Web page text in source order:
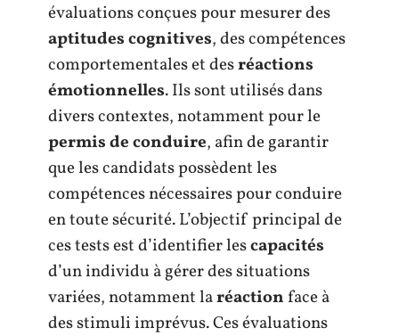
évaluations conçues pour mesurer des
aptitudes cognitives, des compétences
comportementales et desréactions
émotionnelles. Ils sont utilisés dans
divers contextes, notamment pour le
permis de conduire, afin de garantir
que les candidats possèdent les
compétences nécessaires pour conduire
en toute sécurité. L’objectif principal de
ces tests est d’identifier lescapacités
d’un individu à gérer des situations
variées, notamment laréactionface à
des stimuli imprévus. Ces évaluations